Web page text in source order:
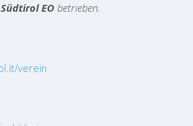
EO betrieben.
verein